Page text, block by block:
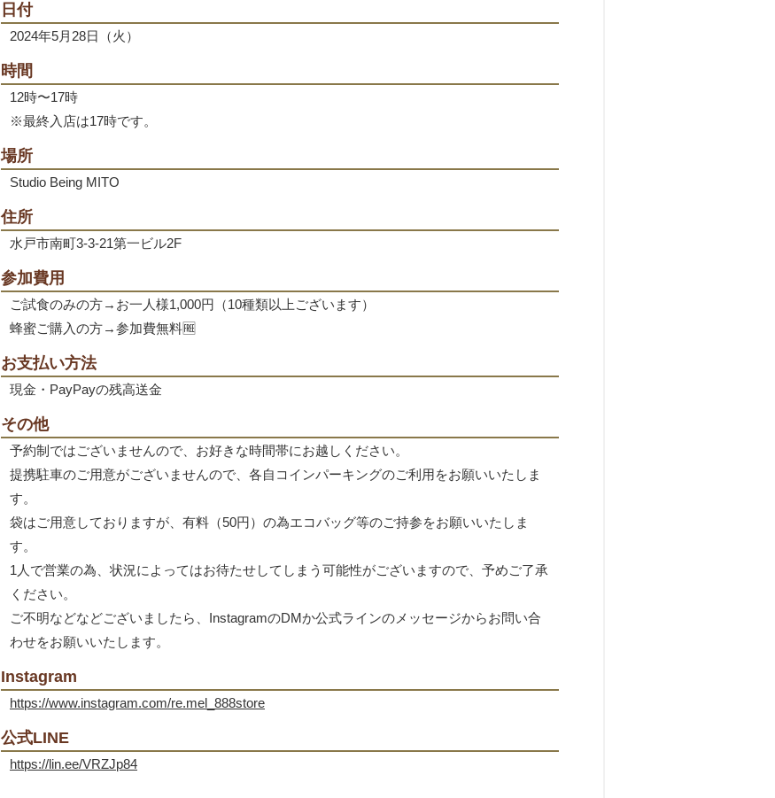
日付
2024年5月28日（火）
時間
12時〜17時
※最終入店は17時です。
場所
Studio Being MITO
住所
水戸市南町3-3-21第一ビル2F
参加費用
ご試食のみの方→お一人様1,000円（10種類以上ございます）
蜂蜜ご購入の方→参加費無料🆓
お支払い方法
現金・PayPayの残高送金
その他
予約制ではございませんので、お好きな時間帯にお越しください。
提携駐車のご用意がございませんので、各自コインパーキングのご利用をお願いいたしま
す。
袋はご用意しておりますが、有料（50円）の為エコバッグ等のご持参をお願いいたしま
す。
1人で営業の為、状況によってはお待たせしてしまう可能性がございますので、予めご了承
ください。
ご不明などなどございましたら、InstagramのDMか公式ラインのメッセージからお問い合
わせをお願いいたします。
Instagram
https://www.instagram.com/re.mel_888store
公式LINE
https://lin.ee/VRZJp84